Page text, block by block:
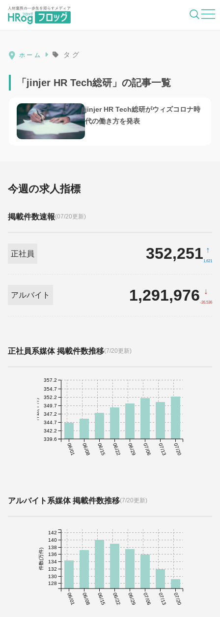
HRog | 人材業界の一歩先を照らすメディ
ホーム タグ
「jinjer HR Tech総研」の記事一覧
jinjer HR Tech総研がウィズコロナ時
代の働き方を発表
今週の求人指標
掲載件数速報(07/20更新)
正社員 352,251 ↑
1,621
アルバイト 1,291,976 ↓
-26,536
正社員系媒体 掲載件数推移(7/20更新)
06/01 06/08 06/15 06/22 06/29 07/06 07/13 07/20
件数(千件)
339.6
342.2
344.7
347.2
349.7
352.2
354.7
357.2
アルバイト系媒体 掲載件数推移(7/20更新)
06/01 06/08 06/15 06/22 06/29 07/06 07/13 07/20
件数(万件)
128
130
132
134
136
138
140
142